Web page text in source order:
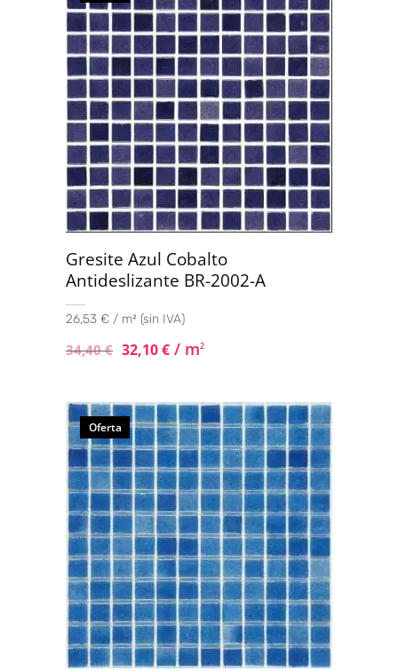
Gresite Azul Cobalto
Antideslizante BR-2002-A
26,53 € / m² (sin IVA)
34,40€ 32,10€ / m2
Oferta